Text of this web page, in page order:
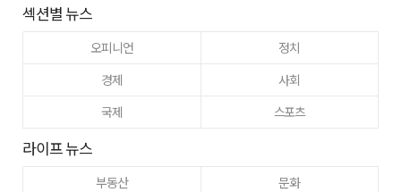
섹션별 뉴스
오피니언
정치
경제
사회
국제
스포츠
라이프 뉴스
부동산
문화